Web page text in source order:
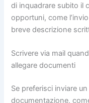
di inquadrare subito il
opportuni, come
breve descrizione
Scrivere via mail
allegare documenti
Se preferisci inviare
documentazione,